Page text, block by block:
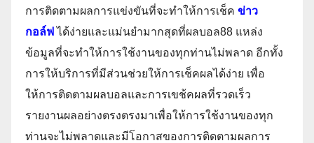
การติดตามผลการแข่งขันที่จะทำให้การเช็ค ข่าว
กอล์ฟ ได้ง่ายและแม่นยำมากสุดที่ผลบอล88 แหล่ง
ข้อมูลที่จะทำให้การใช้งานของทุกท่านไม่พลาด อีกทั้ง
การให้บริการที่มีส่วนช่วยให้การเช็คผลได้ง่าย เพื่อ
ให้การติดตามผลบอลและการเขช้คผลที่รวดเร็ว
รายงานผลอย่างตรงตรงมาเพื่อให้การใช้งานของทุก
ท่านจะไม่พลาดและมีโอกาสของการติดตามผลการ